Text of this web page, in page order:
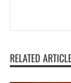
RELATED